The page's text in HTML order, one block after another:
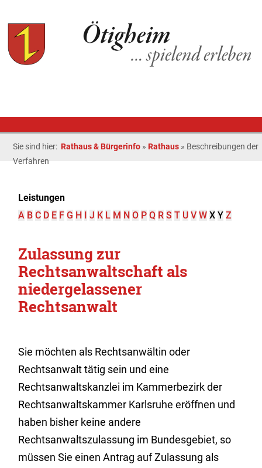
Sie sind hier: Rathaus & Bürgerinfo » Rathaus » Beschreibungen der
Verfahren
Leistungen
A B C D E F G H I J K L M N O P Q R S T U V W X Y Z
Zulassung zur
Rechtsanwaltschaft als
niedergelassener
Rechtsanwalt
Sie möchten als Rechtsanwältin oder
Rechtsanwalt tätig sein und eine
Rechtsanwaltskanzlei im Kammerbezirk der
Rechtsanwaltskammer Karlsruhe eröffnen und
haben bisher keine andere
Rechtsanwaltszulassung im Bundesgebiet, so
müssen Sie einen Antrag auf Zulassung als